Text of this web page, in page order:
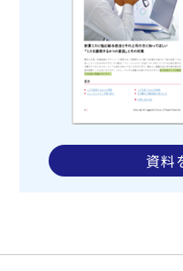
資料